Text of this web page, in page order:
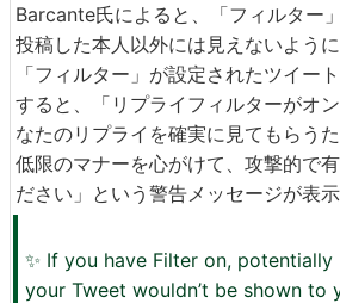
Barcante氏によると、「フィルター
投稿した本人以外には見えないように
「フィルター」が設定されたツイー
すると、「リプライフィルターがオ
なたのリプライを確実に見てもらう
低限のマナーを心がけて、攻撃的で
ださい」という警告メッセージが表示
✨ If you have Filter on,
your Tweet wouldn’t be shown to